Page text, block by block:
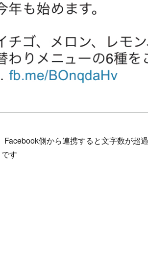
側から連携すると文字数が超
す